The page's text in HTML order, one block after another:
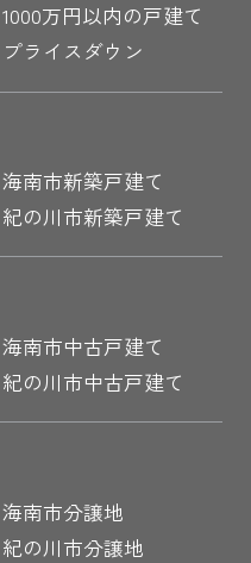
1000万円以内の戸建て
プライスダウン
海南市新築戸建て
紀の川市新築戸建て
海南市中古戸建て
紀の川市中古戸建て
海南市分譲地
紀の川市分譲地